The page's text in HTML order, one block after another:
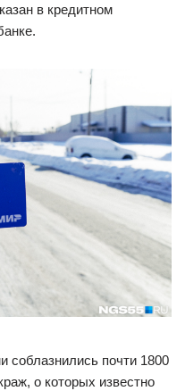
в кредитном
соблазнились почти 1800
о которых известно